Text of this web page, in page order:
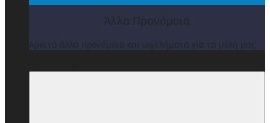
Άλλα Προνόμοια
Αρκετά άλλα προνόμοια και ωφελήματα για τα μέλη μας